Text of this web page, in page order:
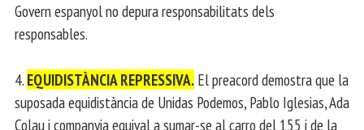
Govern espanyol no depura responsabilitats dels
responsables.
4. EQUIDISTÀNCIA REPRESSIVA. El preacord demostra que la
suposada equidistància de Unidas Podemos, Pablo Iglesias, Ada
Colau i companyia equival a sumar-se al carro del 155 i de la